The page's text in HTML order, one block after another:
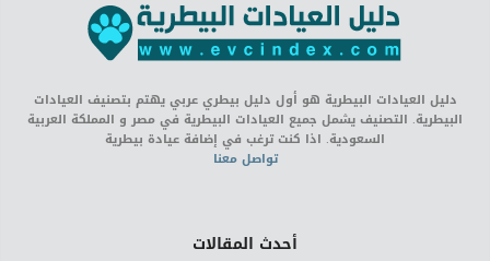
دليل العيادات البيطرية هو أول دليل بيطري عربي يهتم بتصنيف العيادات
البيطرية. التصنيف يشمل جميع العيادات البيطرية في مصر و المملكة العربية
السعودية. اذا كنت ترغب في إضافة عيادة بيطرية
تواصل معنا
أحدث المقالات